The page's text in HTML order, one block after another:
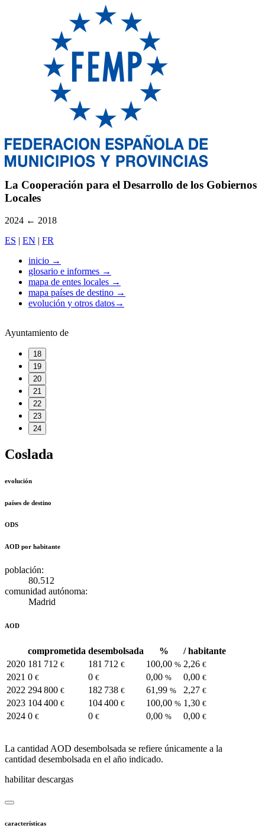
La Cooperación para el Desarrollo de los Gobiernos
Locales
2024 ← 2018
ES | EN | FR
inicio →
glosario e informes →
mapa de entes locales →
mapa países de destino →
evolución y otros datos→
Ayuntamiento de
18
19
20
21
22
23
24
Coslada
evolución
países de destino
ODS
AOD por habitante
población:
80.512
comunidad autónoma:
Madrid
AOD
comprometida desembolsada %
/ habitante
2020 181 712 € 181 712 € 100,00 % 2,26 €
2021 0 € 0 € 0,00 % 0,00 €
2022 294 800 € 182 738 € 61,99 % 2,27 €
2023 104 400 € 104 400 € 100,00 % 1,30 €
2024 0 € 0 € 0,00 % 0,00 €
La cantidad AOD desembolsada se refiere únicamente a la
cantidad desembolsada en el año indicado.
habilitar descargas
características